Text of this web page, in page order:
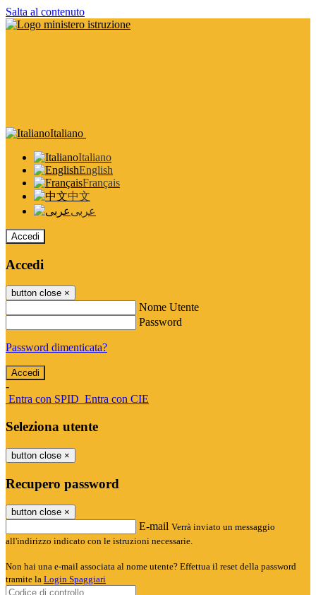
Salta al contenuto
Italiano
Italiano
English
Français
中文
عربى
Accedi
Accedi
button close ×
Nome Utente
Password
Password dimenticata?
-
Entra con SPID Entra con CIE
Seleziona utente
button close ×
Recupero password
button close ×
E-mail Verrà inviato un messaggio
all'indirizzo indicato con le istruzioni necessarie.
Non hai una e-mail associata al nome utente? Effettua il reset della password
tramite la Login Spaggiari